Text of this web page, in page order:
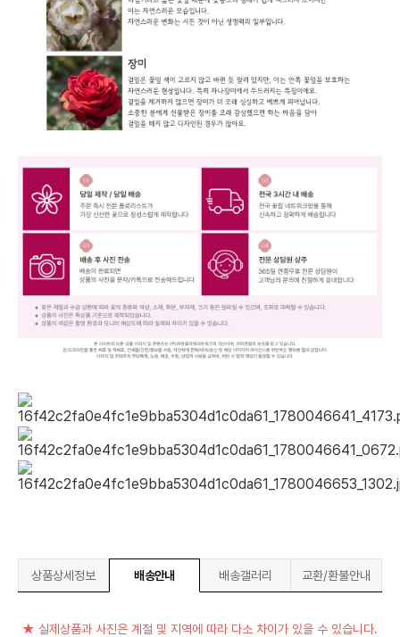
상품상세정보 배송안내 배송갤러리 교환/환불안내
★ 실제상품과 사진은 계절 및 지역에 따라 다소 차이가 있을 수 있습니다.